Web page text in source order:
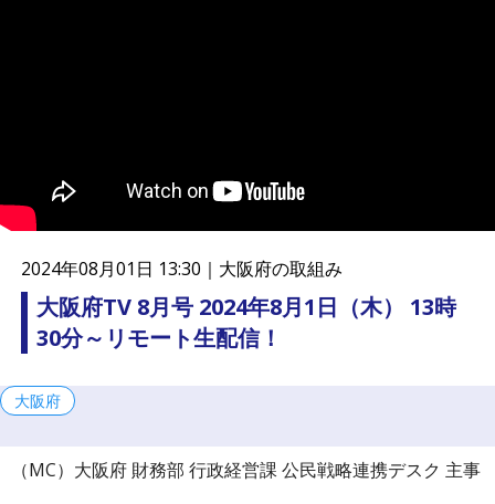
携
プ
2024年08月01日 13:30｜ 大阪府の取組み
大阪府TV 8月号 2024年8月1日（木） 13時
30分～リモート生配信！
大阪府
（MC）大阪府 財務部 行政経営課 公民戦略連携デスク 主事